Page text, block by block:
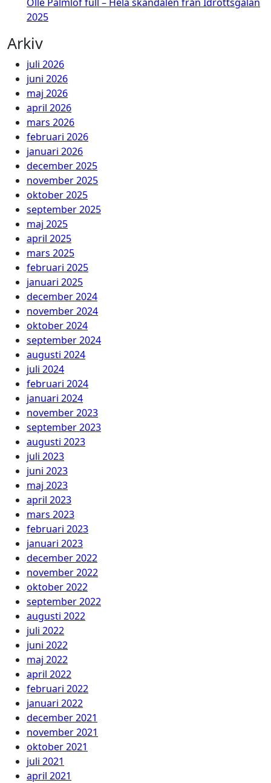
2025
Arkiv
juli 2026
juni 2026
maj 2026
april 2026
mars 2026
februari 2026
januari 2026
december 2025
november 2025
oktober 2025
september 2025
maj 2025
april 2025
mars 2025
februari 2025
januari 2025
december 2024
november 2024
oktober 2024
september 2024
augusti 2024
juli 2024
februari 2024
januari 2024
november 2023
september 2023
augusti 2023
juli 2023
juni 2023
maj 2023
april 2023
mars 2023
februari 2023
januari 2023
december 2022
november 2022
oktober 2022
september 2022
augusti 2022
juli 2022
juni 2022
maj 2022
april 2022
februari 2022
januari 2022
december 2021
november 2021
oktober 2021
juli 2021
april 2021